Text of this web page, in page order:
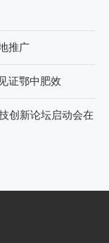
推广
证鄂中肥效
创新论坛启动会在